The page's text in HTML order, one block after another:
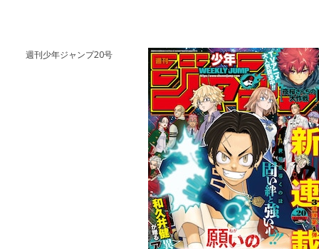
週刊少年ジャンプ20号